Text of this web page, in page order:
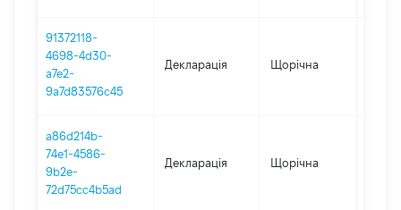
91372118-
4698-4d30-
a7e2-
9a7d83576c45
Декларація Щорічна
a86d214b-
74e1-4586-
9b2e-
72d75cc4b5ad
Декларація Щорічна